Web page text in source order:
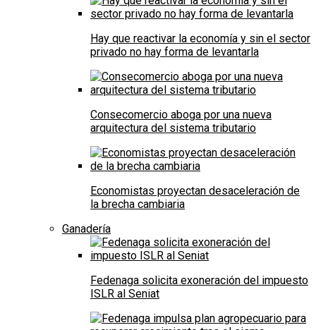
Hay que reactivar la economía y sin el sector
privado no hay forma de levantarla
Consecomercio aboga por una nueva
arquitectura del sistema tributario
Economistas proyectan desaceleración de
la brecha cambiaria
Ganadería
Fedenaga solicita exoneración del impuesto
ISLR al Seniat